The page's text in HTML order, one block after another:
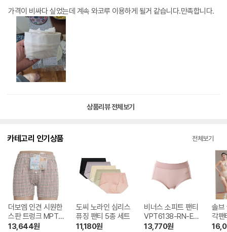
가격이 비싸다 싶었는데 계속 와코루 이용하게 될거 같습니다.만족합니다.
상품리뷰 전체보기
카테고리 인기상품 전체보기
더보엠 인견 시원한
스판 트렁크 MPT9
011
13,644원
도씨 노라인 심리스
퓨징 팬티 5종 세트
11,180원
비너스 소피트 팬티
VPT6138-RN-EU
S
13,770원
솔브
각